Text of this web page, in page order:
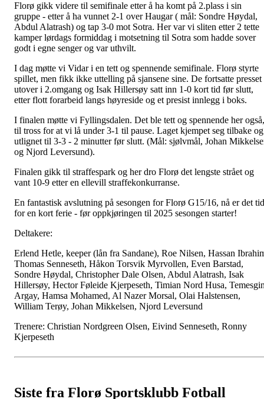
Florø gikk videre til semifinale etter å ha komt på 2.plass i sin
gruppe - etter å ha vunnet 2-1 over Haugar ( mål: Sondre Høydal,
Abdul Alatrash) og tap 3-0 mot Sotra. Her var vi sliten etter 2 tette
kamper lørdags formiddag i motsetning til Sotra som hadde sover
godt i egne senger og var uthvilt.
I dag møtte vi Vidar i en tett og spennende semifinale. Florø styrte
spillet, men fikk ikke uttelling på sjansene sine. De fortsatte presset
utover i 2.omgang og Isak Hillersøy satt inn 1-0 kort tid før slutt,
etter flott forarbeid langs høyreside og et presist innlegg i boks.
I finalen møtte vi Fyllingsdalen. Det ble tett og spennende her også,
til tross for at vi lå under 3-1 til pause. Laget kjempet seg tilbake og
utlignet til 3-3 - 2 minutter før slutt. (Mål: sjølvmål, Johan
og Njord Leversund).
Finalen gikk til straffespark og her dro Florø det lengste strået og
vant 10-9 etter en ellevill straffekonkurranse.
En fantastisk avslutning på sesongen for Florø G15/16, nå er det tid
for en kort ferie - før oppkjøringen til 2025 sesongen starter!
Deltakere:
Erlend Hetle, keeper (lån fra Sandane), Roe Nilsen, Hassan
Thomas Senneseth, Håkon Torsvik Myrvollen, Even Barstad,
Sondre Høydal, Christopher Dale Olsen, Abdul Alatrash, Isak
Hillersøy, Hector Føleide Kjerpeseth, Timian Nord Husa,
Argay, Hamsa Mohamed, Al Nazer Morsal, Olai Halstensen,
William Terøy, Johan Mikkelsen, Njord Leversund
Trenere: Christian Nordgreen Olsen, Eivind Senneseth, Ronny
Kjerpeseth
Siste fra Florø Sportsklubb Fotball